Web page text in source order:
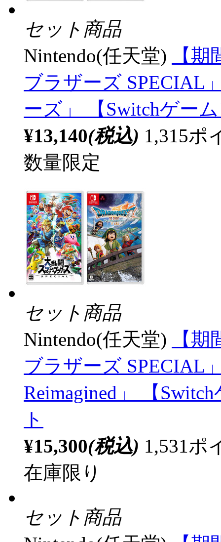
セット商品
Nintendo(任天堂)
【
ブラザーズ SPECIAL
ーズ」 【Switchゲー
¥13,140(税込) 1,315ポ
数量限定
セット商品
Nintendo(任天堂)
【
ブラザーズ SPECIAL
Reimagined」 【
ト
¥15,300(税込) 1,531ポ
在庫限り